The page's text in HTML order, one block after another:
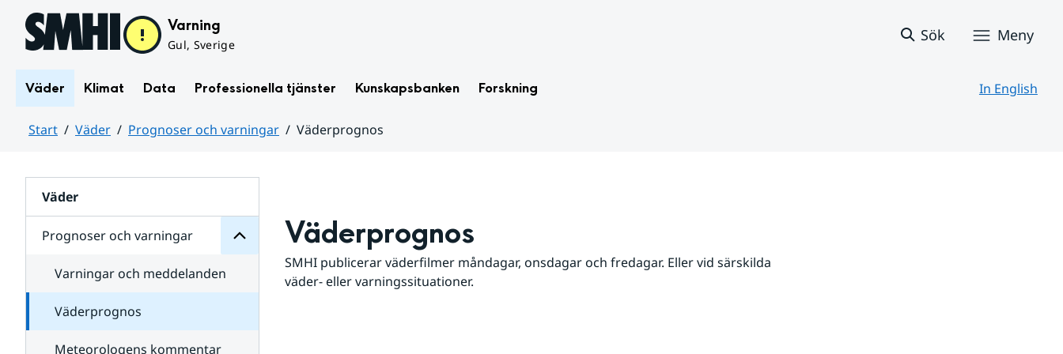
Hoppa till sidans innehåll Varning
Gul, Sverige
Sök Meny
Väder Klimat Data Professionella tjänster Kunskapsbanken Forskning In English
Start Väder Prognoser och varningar
Väderprognos
Väder
Prognoser och varningar
för
varningar
Varningar och meddelanden
Väderprognos
Meteorologens kommentar
Väderprognos
SMHI publicerar väderfilmer måndagar, onsdagar och fredagar. Eller vid särskilda
väder- eller varningssituationer.